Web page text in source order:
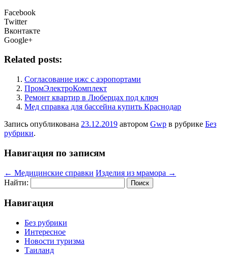
Facebook
Twitter
Вконтакте
Google+
Related posts:
Cогласование ижс с аэропортами
ПромЭлектроКомплект
Ремонт квартир в Люберцах под ключ
Мед справка для бассейна купить Краснодар
Запись опубликована 23.12.2019 автором Gwp в рубрике Без
рубрики.
Навигация по записям
← Медицинские справки Изделия из мрамора →
Найти:
Навигация
Без рубрики
Интересное
Новости туризма
Таиланд